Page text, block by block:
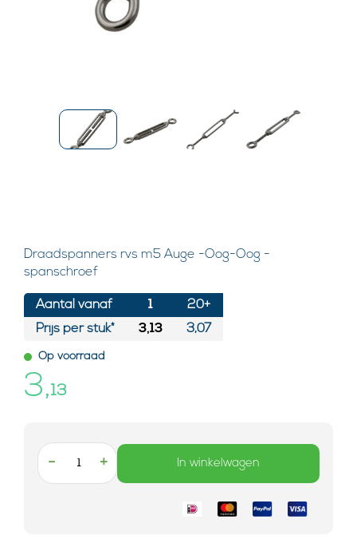
Draadspanners rvs m5 Auge -Oog-Oog -
spanschroef
Aantal vanaf
Prijs per stuk*
1
3,13
20+
3,07
Op voorraad
3,13
- + In winkelwagen